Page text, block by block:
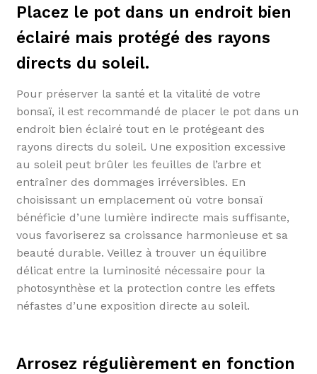
Placez le pot dans un endroit bien
éclairé mais protégé des rayons
directs du soleil.
Pour préserver la santé et la vitalité de votre
bonsaï, il est recommandé de placer le pot dans un
endroit bien éclairé tout en le protégeant des
rayons directs du soleil. Une exposition excessive
au soleil peut brûler les feuilles de l’arbre et
entraîner des dommages irréversibles. En
choisissant un emplacement où votre bonsaï
bénéficie d’une lumière indirecte mais suffisante,
vous favoriserez sa croissance harmonieuse et sa
beauté durable. Veillez à trouver un équilibre
délicat entre la luminosité nécessaire pour la
photosynthèse et la protection contre les effets
néfastes d’une exposition directe au soleil.
Arrosez régulièrement en fonction